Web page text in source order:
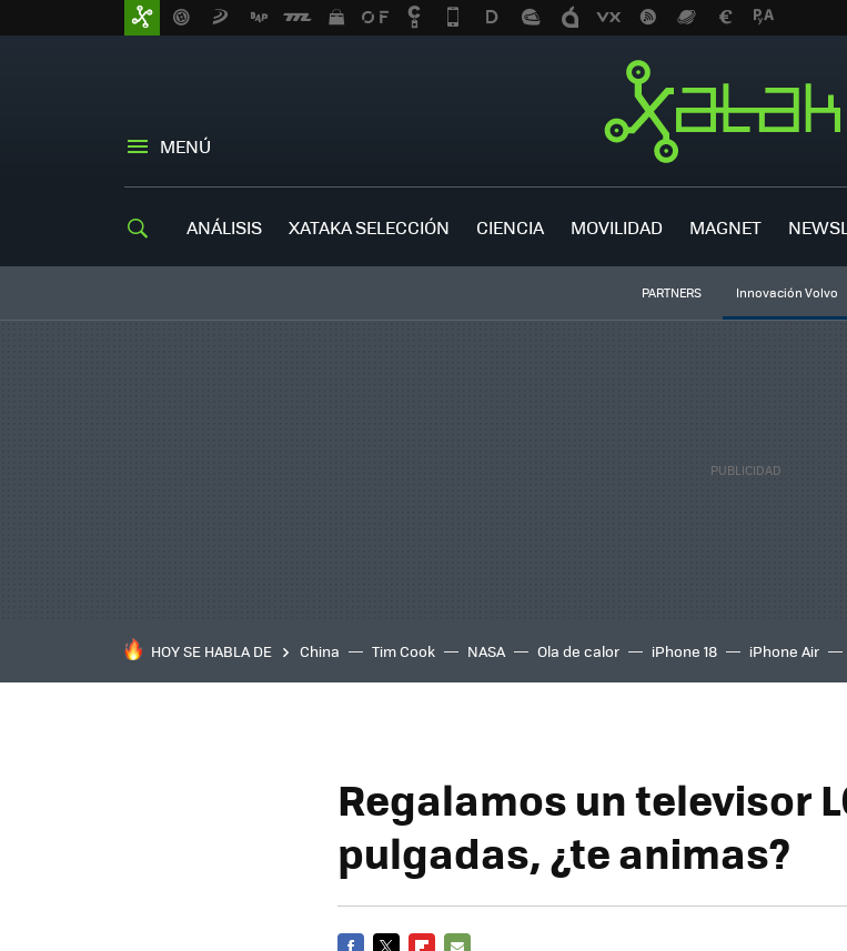
MENÚ
ANÁLISIS XATAKA SELECCIÓN CIENCIA MOVILIDAD MAGNET
PARTNERS Innovación Volvo
HOY SE HABLA DE China Tim Cook NASA Ola de calor iPhone 18 iPhone Air
Regalamos un televisor
pulgadas, ¿te animas?